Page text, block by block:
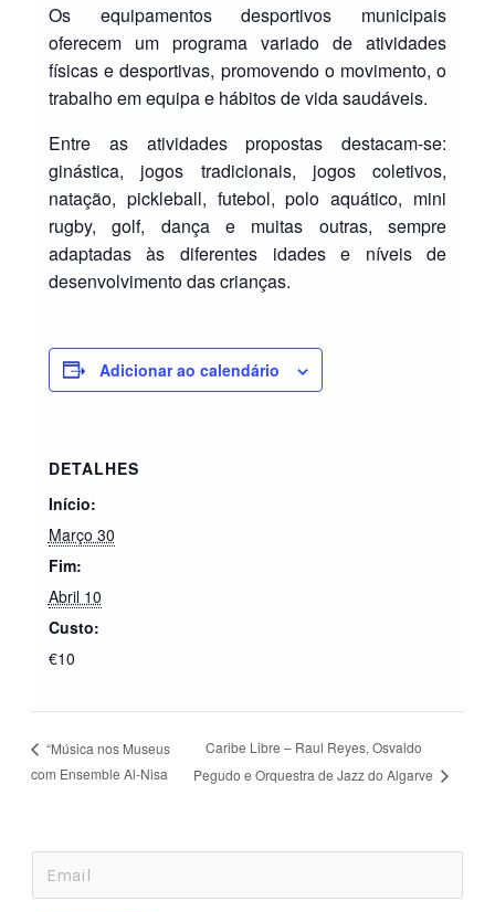
Os equipamentos desportivos municipais
oferecem um programa variado de atividades
físicas e desportivas, promovendo o movimento, o
trabalho em equipa e hábitos de vida saudáveis.
Entre as atividades propostas destacam-se:
ginástica, jogos tradicionais, jogos coletivos,
natação, pickleball, futebol, polo aquático, mini
rugby, golf, dança e muitas outras, sempre
adaptadas às diferentes idades e níveis de
desenvolvimento das crianças.
Adicionar ao calendário
DETALHES
Início:
Março 30
Fim:
Abril 10
Custo:
€10
“Música nos Museus
com Ensemble Al-Nisa
Caribe Libre – Raul Reyes, Osvaldo
Pegudo e Orquestra de Jazz do Algarve
E
m